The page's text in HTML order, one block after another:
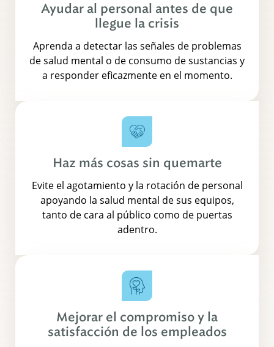
Ayudar al personal antes de que
llegue la crisis
Aprenda a detectar las señales de problemas
de salud mental o de consumo de sustancias y
a responder eficazmente en el momento.
Haz más cosas sin quemarte
Evite el agotamiento y la rotación de personal
apoyando la salud mental de sus equipos,
tanto de cara al público como de puertas
adentro.
Mejorar el compromiso y la
satisfacción de los empleados